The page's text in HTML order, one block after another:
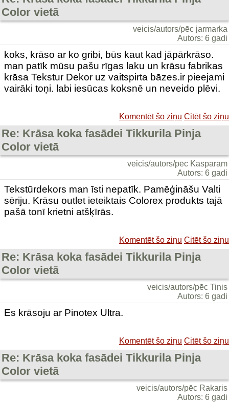
Color vietā
veicis/autors/pēc jarmarka
Autors: 6 gadi
koks, krāso ar ko gribi, būs kaut kad jāpārkrāso.
man patīk mūsu pašu rīgas laku un krāsu fabrikas
krāsa Tekstur Dekor uz vaitspirta bāzes.ir pieejami
vairāki toņi. labi iesūcas koksnē un neveido plēvi.
Komentēt šo ziņu Citēt šo ziņu
Re: Krāsa koka fasādei Tikkurila Pinja
Color vietā
veicis/autors/pēc Kasparam
Autors: 6 gadi
Tekstūrdekors man īsti nepatīk. Pamēģināšu Valti
sēriju. Krāsu outlet ieteiktais Colorex produkts tajā
pašā tonī krietni atšķīrās.
Komentēt šo ziņu Citēt šo ziņu
Re: Krāsa koka fasādei Tikkurila Pinja
Color vietā
veicis/autors/pēc Tinis
Autors: 6 gadi
Es krāsoju ar Pinotex Ultra.
Komentēt šo ziņu Citēt šo ziņu
Re: Krāsa koka fasādei Tikkurila Pinja
Color vietā
veicis/autors/pēc Rakaris
Autors: 6 gadi